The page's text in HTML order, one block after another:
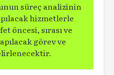
süreç analizinin
hizmetlerle
öncesi, sırası ve
görev ve